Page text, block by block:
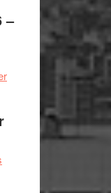
Filmrecension:
Det
–
humoristisk
och
hjärtevarm
–
om
Festival